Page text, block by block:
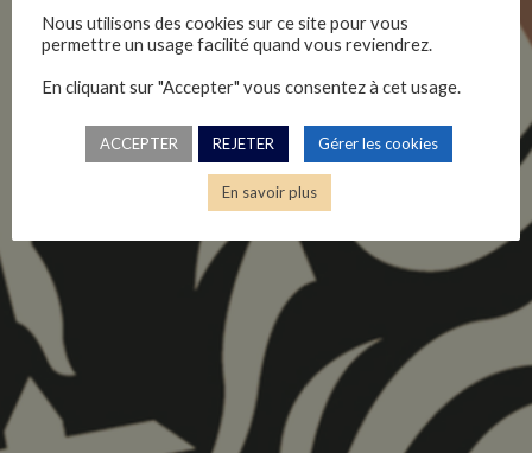
Nicolas Catelan, 26/01/2023
Nous utilisons des cookies sur ce site pour vous
permettre un usage facilité quand vous reviendrez.
En cliquant sur "Accepter" vous consentez à cet usage.
ACCEPTER REJETER Gérer les cookies
En savoir plus